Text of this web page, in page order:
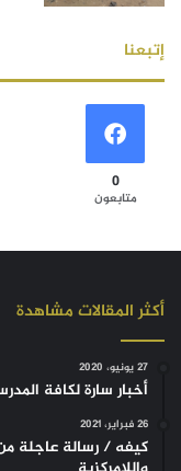
إتبعنا
0
متابعون
أكثر المقالات مشاهدة
27 يونيو، 2020
أخبار سارة لكافة
26 فبراير، 2021
كيفه / رسالة عاجلة